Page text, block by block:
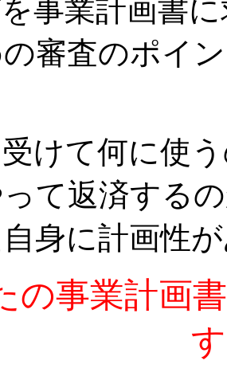
事業計画書
審査のポイ
けて何に使
て返済する
身に計画性
の事業計画